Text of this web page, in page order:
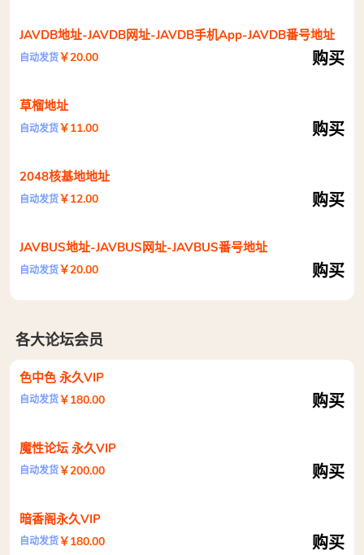
JAVDB地址-JAVDB网址-JAVDB手机App-JAVDB番号地址
自动发货￥20.00 购买
草榴地址
自动发货￥11.00 购买
2048核基地地址
自动发货￥12.00 购买
JAVBUS地址-JAVBUS网址-JAVBUS番号地址
自动发货￥20.00 购买
各大论坛会员
色中色 永久VIP
自动发货￥180.00 购买
魔性论坛 永久VIP
自动发货￥200.00 购买
暗香阁永久VIP
自动发货￥180.00 购买